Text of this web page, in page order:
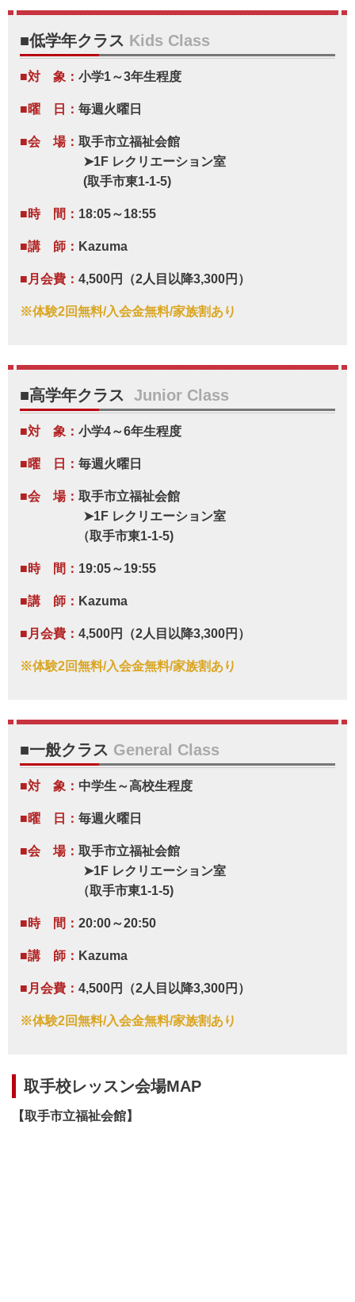
■低学年クラス Kids Class
■対 象： 小学1～3年生程度
■曜 日： 毎週火曜日
■会 場： 取手市立福祉会館
➤1F レクリエーション室
(取手市東1-1-5)
■時 間： 18:05～18:55
■講 師： Kazuma
■月会費： 4,500円（2人目以降3,300円）
※体験2回無料/入会金無料/家族割あり
■高学年クラス Junior Class
■対 象： 小学4～6年生程度
■曜 日： 毎週火曜日
■会 場： 取手市立福祉会館
➤1F レクリエーション室
（取手市東1-1-5)
■時 間： 19:05～19:55
■講 師： Kazuma
■月会費： 4,500円（2人目以降3,300円）
※体験2回無料/入会金無料/家族割あり
■一般クラス General Class
■対 象： 中学生～高校生程度
■曜 日： 毎週火曜日
■会 場： 取手市立福祉会館
➤1F レクリエーション室
（取手市東1-1-5)
■時 間： 20:00～20:50
■講 師： Kazuma
■月会費： 4,500円（2人目以降3,300円）
※体験2回無料/入会金無料/家族割あり
取手校レッスン会場MAP
【取手市立福祉会館】